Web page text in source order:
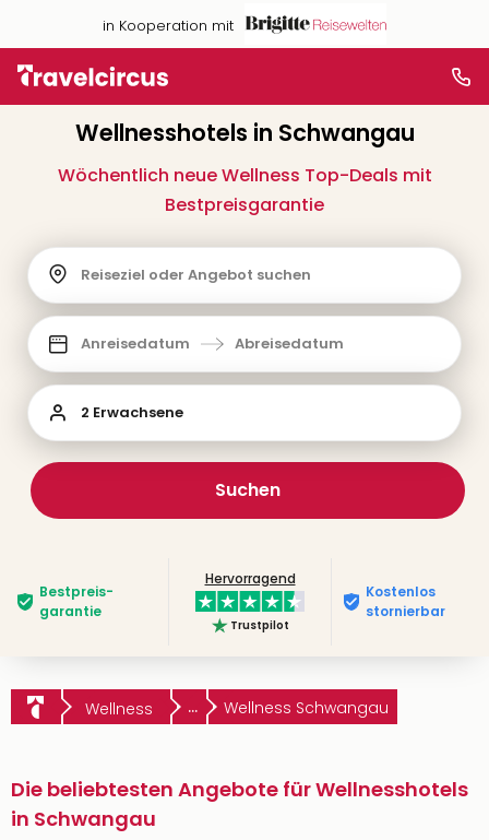
in Kooperation mit
Wellnesshotels in Schwangau
Wöchentlich neue Wellness Top-Deals mit
Bestpreisgarantie
Reiseziel oder Angebot suchen
Anreisedatum Abreisedatum
2 Erwachsene
Suchen
Bestpreis­
garantie
Hervorragend
Trustpilot
Kostenlos
stornierbar
Wellness ... Wellness Schwangau
Die beliebtesten Angebote für Wellnesshotels
in Schwangau